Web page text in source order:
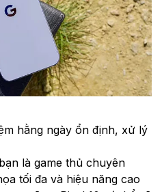
hằng ngày ổn định, xử lý
là game thủ chuyên
tối đa và hiệu năng cao